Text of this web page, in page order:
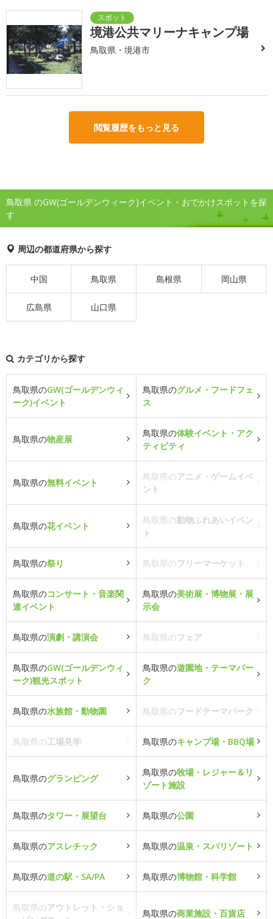
境港公共マリーナキャンプ場
鳥取県・境港市
閲覧履歴をもっと見る
鳥取県 のGW(ゴールデンウィーク)イベント・おでかけスポットを探
す
周辺の都道府県から探す
中国 鳥取県 島根県 岡山県
広島県 山口県
カテゴリから探す
鳥取県のGW(ゴールデンウィ
ーク)イベント
鳥取県のグルメ・フードフェ
ス
鳥取県の物産展
鳥取県の体験イベント・アク
ティビティ
鳥取県の無料イベント
鳥取県のアニメ・ゲームイベ
ント
鳥取県の花イベント
鳥取県の動物ふれあいイベン
ト
鳥取県の祭り 鳥取県のフリーマーケット
鳥取県のコンサート・音楽関
連イベント
鳥取県の美術展・博物展・展
示会
鳥取県の演劇・講演会 鳥取県のフェア
鳥取県のGW(ゴールデンウィ
ーク)観光スポット
鳥取県の遊園地・テーマパー
ク
鳥取県の水族館・動物園 鳥取県のフードテーマパーク
鳥取県の工場見学 鳥取県のキャンプ場・BBQ場
鳥取県のグランピング
鳥取県の牧場・レジャー＆リ
ゾート施設
鳥取県のタワー・展望台 鳥取県の公園
鳥取県のアスレチック 鳥取県の温泉・スパリゾート
鳥取県の道の駅・SA/PA 鳥取県の博物館・科学館
鳥取県のアウトレット・ショ
鳥取県の商業施設・百貨店